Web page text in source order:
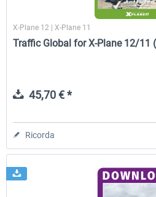
X-Plane 12 | X-Plane 11
Traffic Global for X-Plane 12/11
45,70 € *
Ricorda